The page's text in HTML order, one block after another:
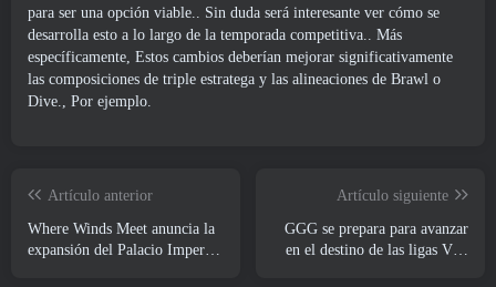
para ser una opción viable.. Sin duda será interesante ver cómo se
desarrolla esto a lo largo de la temporada competitiva.. Más
específicamente, Estos cambios deberían mejorar significativamente
las composiciones de triple estratega y las alineaciones de Brawl o
Dive., Por ejemplo.
Artículo anterior
Where Winds Meet anuncia la
expansión del Palacio Imperial
Artículo siguiente
GGG se prepara para avanzar
en el destino de las ligas Vaal